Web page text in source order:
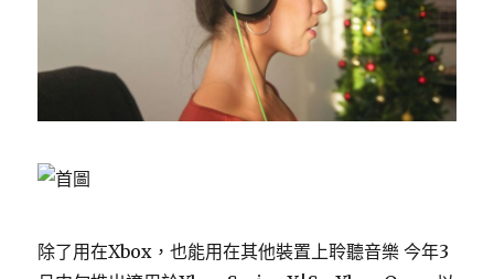
除了用在Xbox，也能用在其他裝置上聆聽音樂 今年3